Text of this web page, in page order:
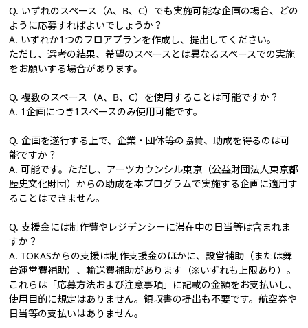
Q. いずれのスペース（A、B、C）でも実施可能な企画の場合、どの
ように応募すればよいでしょうか？
A. いずれか1つのフロアプランを作成し、提出してください。
ただし、選考の結果、希望のスペースとは異なるスペースでの実施
をお願いする場合があります。
Q. 複数のスペース（A、B、C）を使用することは可能ですか？
A. 1企画につき1スペースのみ使用可能です。
Q. 企画を遂行する上で、企業・団体等の協賛、助成を得るのは可
能ですか？
A. 可能です。ただし、アーツカウンシル東京（公益財団法人東京都
歴史文化財団）からの助成を本プログラムで実施する企画に適用す
ることはできません。
Q. 支援金には制作費やレジデンシーに滞在中の日当等は含まれま
すか？
A. TOKASからの支援は制作支援金のほかに、設営補助（または舞
台運営費補助）、輸送費補助があります（※いずれも上限あり）。
これらは「応募方法および注意事項」に記載の金額をお支払いし、
使用目的に規定はありません。領収書の提出も不要です。航空券や
日当等の支払いはありません。